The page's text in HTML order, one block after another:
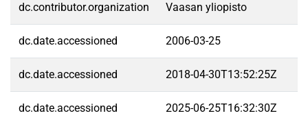
dc.contributor.organization Vaasan yliopisto
dc.date.accessioned 2006-03-25
dc.date.accessioned 2018-04-30T13:52:25Z
dc.date.accessioned 2025-06-25T16:32:30Z